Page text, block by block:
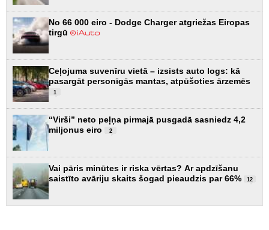
No 66 000 eiro - Dodge Charger atgriežas Eiropas
tirgū
Ceļojuma suvenīru vietā – izsists auto logs: kā
pasargāt personīgās mantas, atpūšoties ārzemēs
1
“Virši” neto peļņa pirmajā pusgadā sasniedz 4,2
miljonus eiro
2
Vai pāris minūtes ir riska vērtas? Ar apdzīšanu
saistīto avāriju skaits šogad pieaudzis par 66%
12